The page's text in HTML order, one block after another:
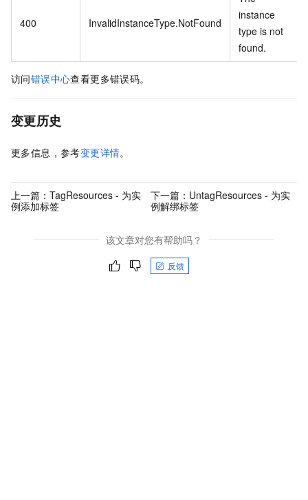
400 InvalidInstanceType.NotFound
instance
type is not
found.
访问错误中心查看更多错误码。
变更历史
更多信息，参考变更详情。
上一篇： TagResources - 为实
例添加标签
下一篇： UntagResources - 为实
例解绑标签
该文章对您有帮助吗？
反馈